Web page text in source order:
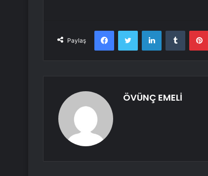
Paylaş
FacebookTwitter LinkedInTumblr
ÖVÜNÇ EMELİ